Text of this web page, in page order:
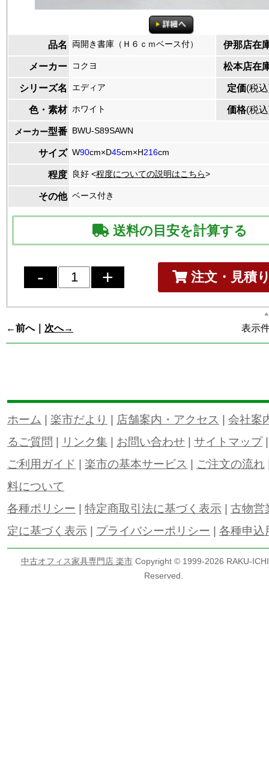
品名 両開き書庫（Ｈ６ｃｍベース付） 伊那店在
メーカー コクヨ 松本店在
シリーズ名 エディア 定価(税
色・素材 ホワイト 価格(税
メーカー型番 BWU-S89SAWN
サイズ W90cm×D45cm×H216cm
程度 良好 <程度についての説明はこちら>
その他 ベース付き
送料の目安を計算する
注文・見積
←前へ｜ 次へ→ 表示
ホーム | 楽市だより | 店舗案内・アクセス | 会社案
るご質問 | リンク集 | お問い合わせ | サイトマップ
ご利用ガイド | 楽市の基本サービス | ご注文の流れ
料について
各種ポリシー | 特定商取引法に基づく表示 | 古物営
定に基づく表示 | プライバシーポリシー | 各種申込
中古オフィス家具専門店 楽市Copyright © 1999-2026 RAKU-
Reserved.